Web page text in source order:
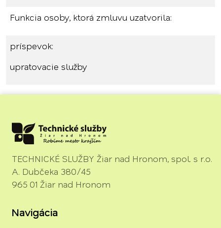
Funkcia osoby, ktorá zmluvu uzatvorila:
príspevok:
upratovacie služby
TECHNICKÉ SLUŽBY Žiar nad Hronom, spol. s r.o.
A. Dubčeka 380/45
965 01 Žiar nad Hronom
Navigácia